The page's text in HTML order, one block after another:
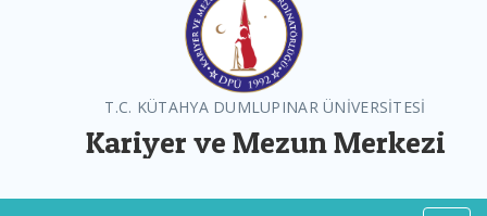
T.C. KÜTAHYA DUMLUPINAR ÜNİVERSİTESİ
Kariyer ve Mezun Merkezi